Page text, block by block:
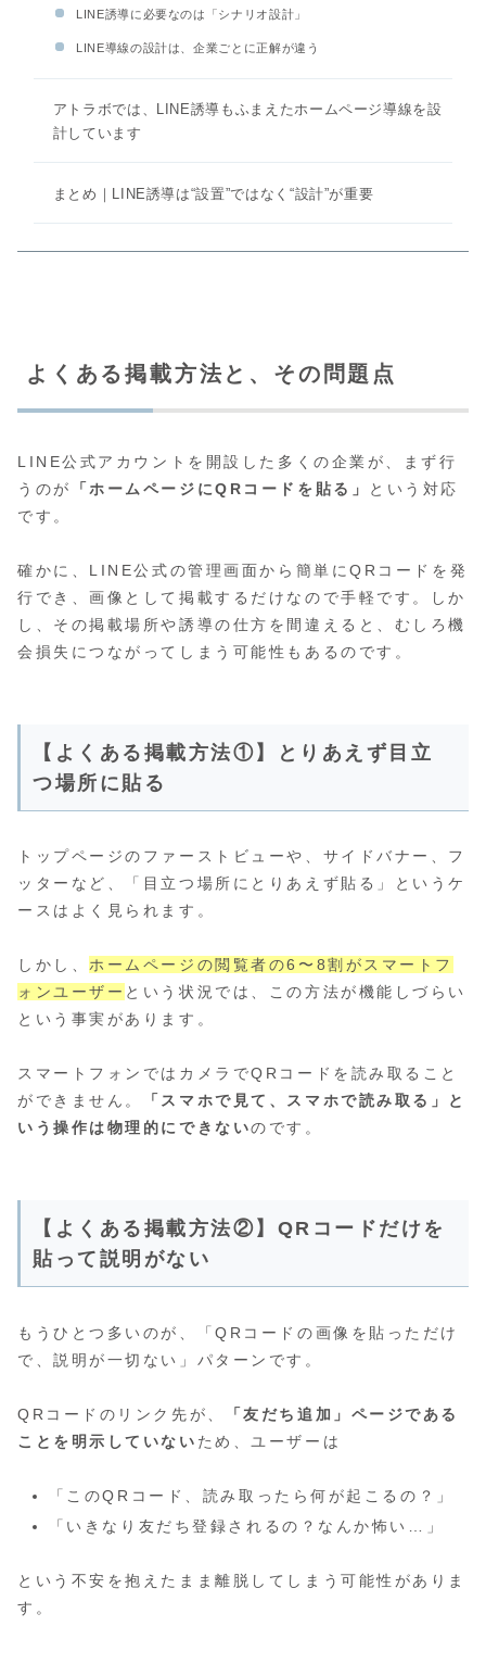
LINE誘導に必要なのは「シナリオ設計」
LINE導線の設計は、企業ごとに正解が違う
アトラボでは、LINE誘導もふまえたホームページ導線を設
計しています
まとめ｜LINE誘導は“設置”ではなく“設計”が重要
よくある掲載方法と、その問題点
LINE公式アカウントを開設した多くの企業が、まず行
うのが
「ホームページにQRコードを貼る」
という対応
です。
確かに、LINE公式の管理画面から簡単にQRコードを発
行でき、画像として掲載するだけなので手軽です。しか
し、その掲載場所や誘導の仕方を間違えると、むしろ機
会損失につながってしまう可能性もあるのです。
【よくある掲載方法①】とりあえず目立
つ場所に貼る
トップページのファーストビューや、サイドバナー、フ
ッターなど、「目立つ場所にとりあえず貼る」というケ
ースはよく見られます。
しかし、 ホームページの閲覧者の6〜8割がスマートフ
ォンユーザー という状況では、この方法が機能しづらい
という事実があります。
スマートフォンではカメラでQRコードを読み取ること
ができません。
「スマホで見て、スマホで読み取る」と
いう操作は物理的にできないのです。
【よくある掲載方法②】QRコードだけを
貼って説明がない
もうひとつ多いのが、「QRコードの画像を貼っただけ
で、説明が一切ない」パターンです。
QRコードのリンク先が、
「友だち追加」ページである
ことを明示していない ため、ユーザーは
「このQRコード、読み取ったら何が起こるの？」
「いきなり友だち登録されるの？なんか怖い…」
という不安を抱えたまま離脱してしまう可能性がありま
す。